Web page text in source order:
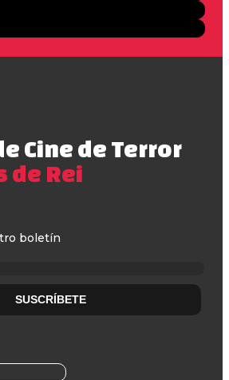
Cine de Terror
de Rei
boletín